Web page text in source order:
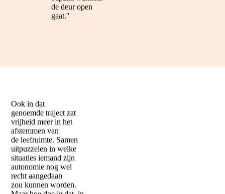
de deur open
gaat."
Ook in dat
genoemde traject zat
vrijheid meer in het
afstemmen van
de leefruimte. Samen
uitpuzzelen in welke
situaties iemand zijn
autonomie nog wel
recht aangedaan
zou kunnen worden.